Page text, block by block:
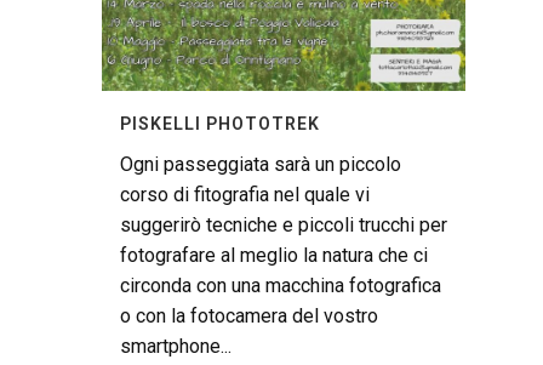
PISKELLI PHOTOTREK
Ogni passeggiata sarà un piccolo
corso di fitografia nel quale vi
suggerirò tecniche e piccoli trucchi per
fotografare al meglio la natura che ci
circonda con una macchina fotografica
o con la fotocamera del vostro
smartphone...